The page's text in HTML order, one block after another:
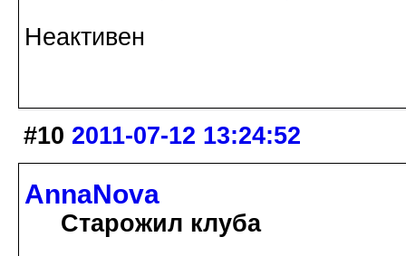
Неактивен
#10 2011-07-12 13:24:52
AnnaNova
Старожил клуба